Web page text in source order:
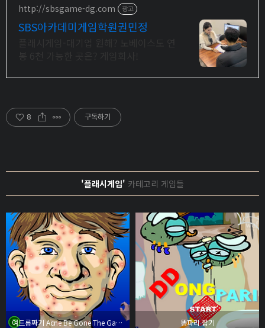
http://sbsgame-dg.com 광고
SBS아카데미게임학원권민정
8 구독하기
'플래시게임' 카테고리 게임들
여드름짜기 Acne Be Gone The Game 똥파리 잡기